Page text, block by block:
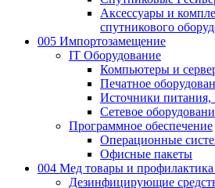
Аксессуары и
спутникового
005 Импортозамещение
IT Оборудование
Компьютеры и
Печатное
Источники
Сетевое
Программное обеспечение
Операционные
Офисные пакеты
004 Мед товары и профилактика
Дезинфицирующие